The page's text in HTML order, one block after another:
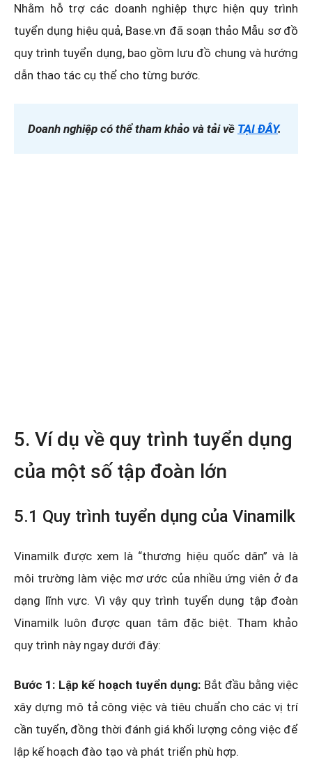
Nhằm hỗ trợ các doanh nghiệp thực hiện quy trình
tuyển dụng hiệu quả, Base.vn đã soạn thảo Mẫu sơ đồ
quy trình tuyển dụng, bao gồm lưu đồ chung và hướng
dẫn thao tác cụ thể cho từng bước.
Doanh nghiệp có thể tham khảo và tải về TẠI ĐÂY.
5. Ví dụ về quy trình tuyển dụng
của một số tập đoàn lớn
5.1 Quy trình tuyển dụng của Vinamilk
Vinamilk được xem là “thương hiệu quốc dân” và là
môi trường làm việc mơ ước của nhiều ứng viên ở đa
dạng lĩnh vực. Vì vậy quy trình tuyển dụng tập đoàn
Vinamilk luôn được quan tâm đặc biệt. Tham khảo
quy trình này ngay dưới đây:
Bước 1: Lập kế hoạch tuyển dụng: Bắt đầu bằng việc
xây dựng mô tả công việc và tiêu chuẩn cho các vị trí
cần tuyển, đồng thời đánh giá khối lượng công việc để
lập kế hoạch đào tạo và phát triển phù hợp.